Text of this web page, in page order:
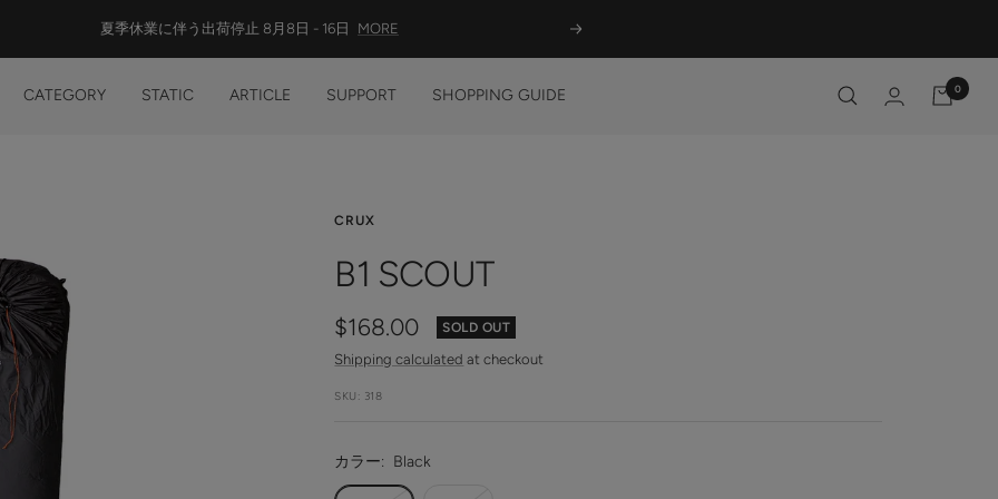
総額13,200円(税込)以上の購入で 送料無料 Next
CATEGORY STATIC ARTICLE SUPPORT SHOPPING GUIDE 0
CRUX
B1 SCOUT
Sale
price
$168.00 SOLD OUT
Shipping calculated at checkout
SKU: 318
カラー: Black